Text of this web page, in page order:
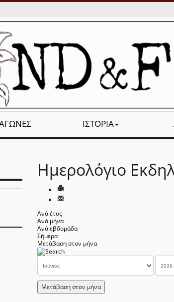
ΙΣΤΟΡΊΑ
Ημερολόγιο
Ανά έτος
Ανά μήνα
Ανά εβδομάδα
Σήμερα
Μετάβαση στον μήνα
Μετάβαση στον μήνα